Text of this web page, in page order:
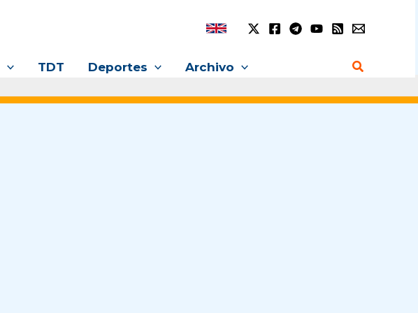
TDT Deportes Archivo Buscar